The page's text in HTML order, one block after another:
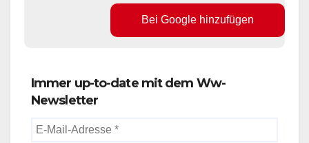
Bei Google hinzufügen
Immer up-to-date mit dem Ww-
Newsletter